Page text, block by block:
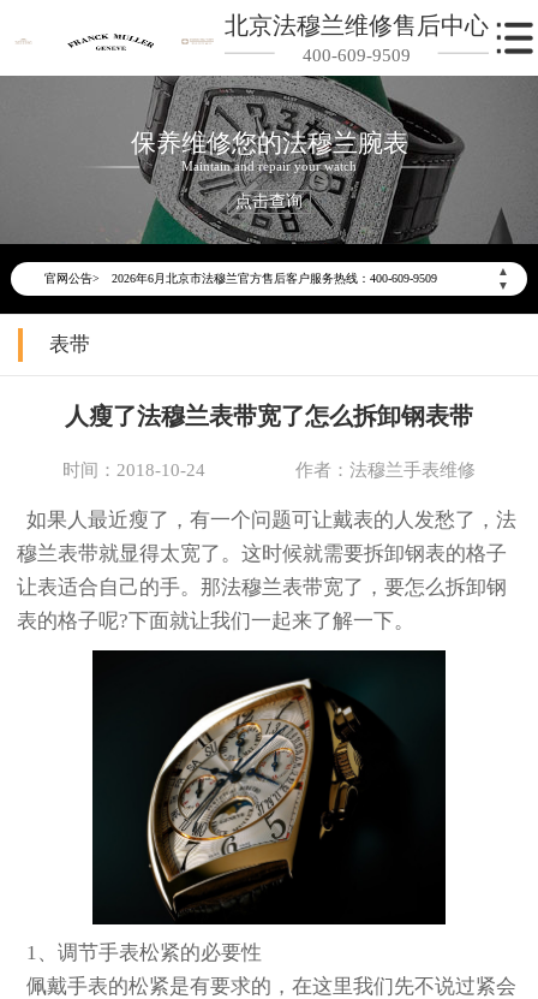
北京法穆兰维修售后中心
400-609-9509
保养维修您的法穆兰腕表
Maintain and repair your watch
点击查询
官网公告>
▲
▼
2026年6月法穆兰北京市售后服务网络优化升级公告
2026年6月北京市法穆兰官方售后客户服务热线：400-609-9509
2026年6月法穆兰售后服务中心最新网点地址：
北京市朝阳区建国门外大街甲6号华熙国际中心D座11层1102室法穆兰售后服务中心（需提前预约）
节假日正常营业！
表带
人瘦了法穆兰表带宽了怎么拆卸钢表带
时间：2018-10-24 作者：法穆兰手表维修
如果人最近瘦了，有一个问题可让戴表的人发愁了，法
穆兰表带就显得太宽了。这时候就需要拆卸钢表的格子
让表适合自己的手。那法穆兰表带宽了，要怎么拆卸钢
表的格子呢?下面就让我们一起来了解一下。
1、调节手表松紧的必要性
佩戴手表的松紧是有要求的，在这里我们先不说过紧会